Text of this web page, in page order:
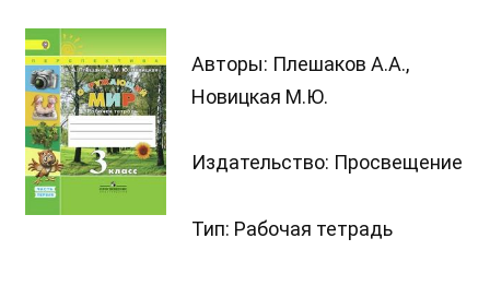
Авторы: Плешаков А.А.,
Новицкая М.Ю.
Издательство: Просвещение
Тип: Рабочая тетрадь